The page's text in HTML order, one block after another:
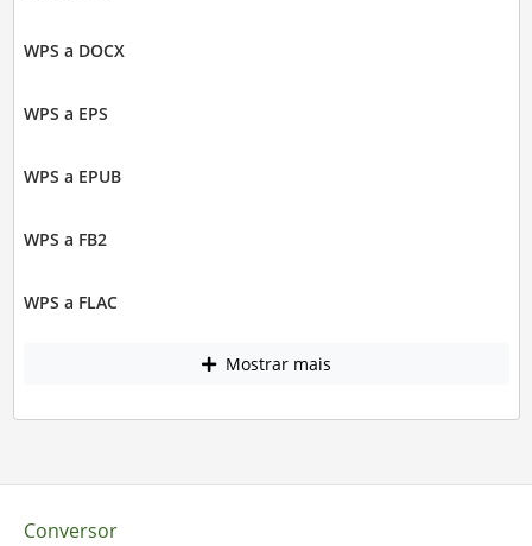
WPS a DOCX
WPS a EPS
WPS a EPUB
WPS a FB2
WPS a FLAC
Mostrar mais
Conversor